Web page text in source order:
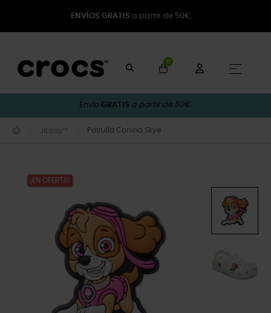
ENVÍOS GRATIS a partir de 50€
0
☰
Envío GRATIS a partir de 50€.
Jibbitz™ Patrulla Canina Skye
¡EN OFERTA!